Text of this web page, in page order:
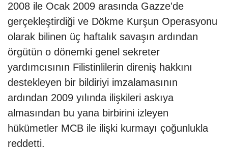
2008 ile Ocak 2009 arasında Gazze'de
gerçekleştirdiği ve Dökme Kurşun Operasyonu
olarak bilinen üç haftalık savaşın ardından
örgütün o dönemki genel sekreter
yardımcısının Filistinlilerin direniş hakkını
destekleyen bir bildiriyi imzalamasının
ardından 2009 yılında ilişkileri askıya
almasından bu yana birbirini izleyen
hükümetler MCB ile ilişki kurmayı çoğunlukla
reddetti.